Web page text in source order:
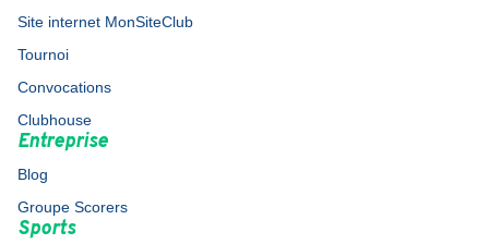
Site internet MonSiteClub
Tournoi
Convocations
Clubhouse
Entreprise
Blog
Groupe Scorers
Sports